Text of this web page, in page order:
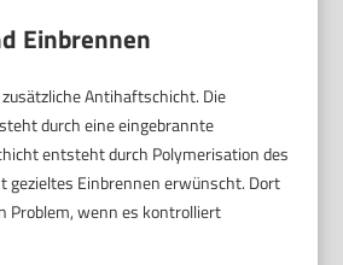
Einbrennen
Antihaftschicht. Die
durch eine eingebrannte
entsteht durch Polymerisation des
gezieltes Einbrennen erwünscht. Dort
Problem, wenn es kontrolliert